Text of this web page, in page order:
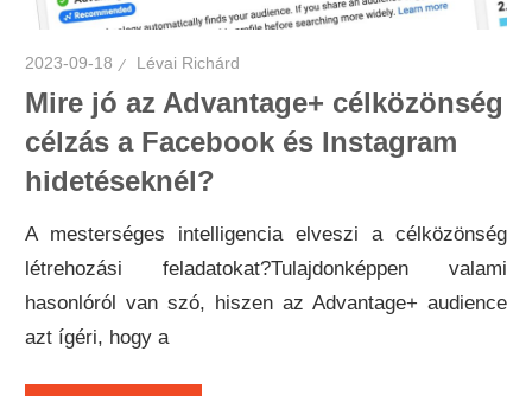
2023-09-18 Lévai Richárd
Mire jó az Advantage+ célközönség
célzás a Facebook és Instagram
hidetéseknél?
A mesterséges intelligencia elveszi a célközönség
létrehozási feladatokat?Tulajdonképpen valami
hasonlóról van szó, hiszen az Advantage+ audience
azt ígéri, hogy a